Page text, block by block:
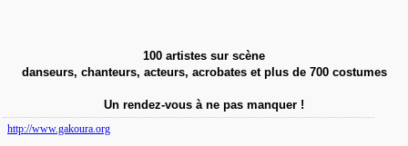
100 artistes sur scène
danseurs, chanteurs, acteurs, acrobates et plus de 700 costumes
Un rendez-vous à ne pas manquer !
http://www.gakoura.org